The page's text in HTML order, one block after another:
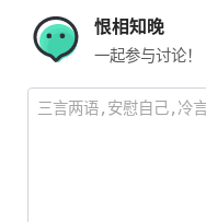
恨相知晚
一起参与讨论！